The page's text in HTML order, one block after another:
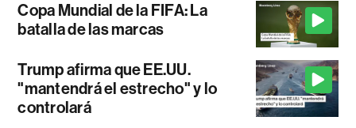
Copa Mundial de la FIFA: La
batalla de las marcas
Trump afirma que EE.UU.
"mantendrá el estrecho" y lo
controlará